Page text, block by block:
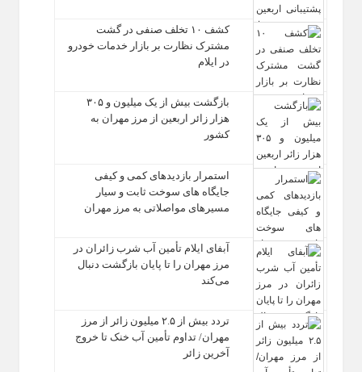
کشف ۱۰ تخلف صنفی در گشت
مشترک نظارت بر بازار خدمات خودرو
در ایلام
بازگشت بیش از یک میلیون و ۳۰۵
هزار زائر اربعین از مرز مهران به
کشور
استمرار بازدیدهای کمی و کیفی
جایگاه‌ های سوخت ثابت و سیار
مسیرهای مواصلاتی به مرز مهران
آبفای ایلام تأمین آب شرب زائران در
مرز مهران را تا پایان بازگشت دنبال
می‌کند
تردد بیش از ۲.۵ میلیون زائر از مرز
مهران/ تداوم تأمین آب خنک تا خروج
آخرین زائر